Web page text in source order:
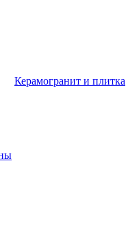
Керамогранит и плитка